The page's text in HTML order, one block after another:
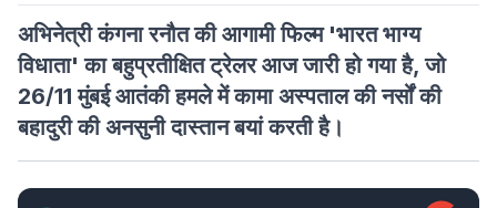
अभिनेत्री कंगना रनौत की आगामी फिल्म 'भारत भाग्य
विधाता' का बहुप्रतीक्षित ट्रेलर आज जारी हो गया है, जो
26/11 मुंबई आतंकी हमले में कामा अस्पताल की नर्सों की
बहादुरी की अनसुनी दास्तान बयां करती है।